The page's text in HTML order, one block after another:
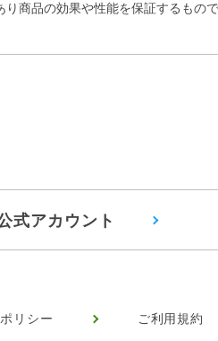
商品の効果や性能を保証するもので
式アカウント
リシー
ご利用規約